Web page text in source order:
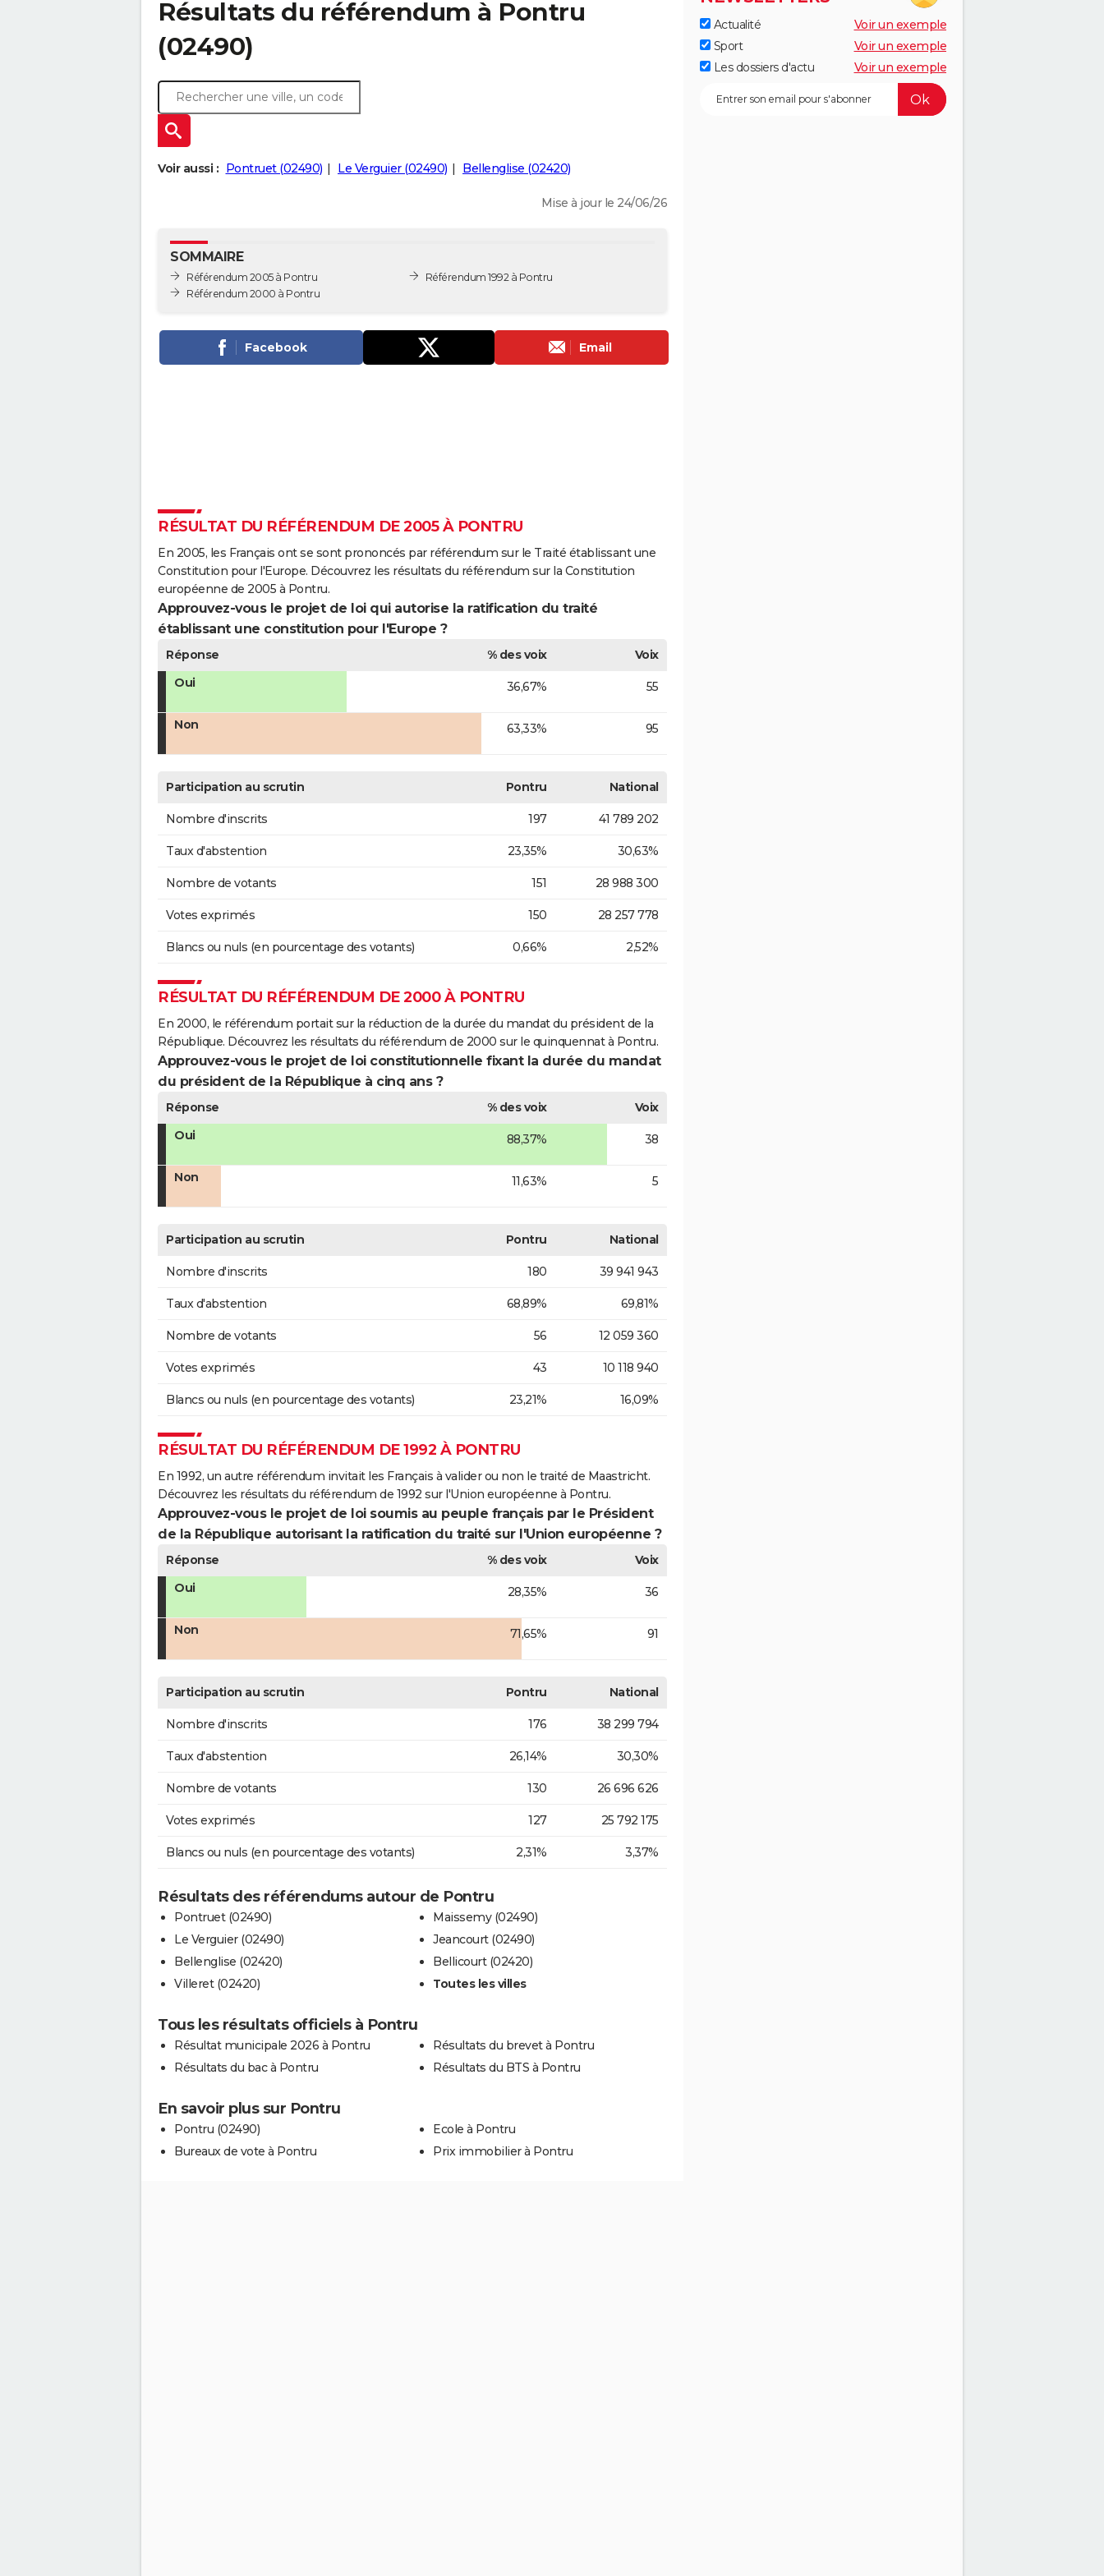
Résultats du référendum à Pontru
(02490)
Voir aussi : Pontruet (02490) Le Verguier (02490) Bellenglise (02420)
Mise à jour le 24/06/26
SOMMAIRE
Référendum 2005 à Pontru
Référendum 2000 à Pontru
Référendum 1992 à Pontru
Facebook Email
RÉSULTAT DU RÉFÉRENDUM DE 2005 À PONTRU
En 2005, les Français ont se sont prononcés par référendum sur le Traité établissant une
Constitution pour l'Europe. Découvrez les résultats du référendum sur la Constitution
européenne de 2005 à Pontru.
Approuvez-vous le projet de loi qui autorise la ratification du traité
établissant une constitution pour l'Europe ?
Réponse % des voix
Voix
Oui
36,67% 55
Non 63,33% 95
Participation au scrutin Pontru National
Nombre d'inscrits 197 41 789 202
Taux d'abstention 23,35% 30,63%
Nombre de votants 151 28 988 300
Votes exprimés 150 28 257 778
Blancs ou nuls (en pourcentage des votants) 0,66% 2,52%
RÉSULTAT DU RÉFÉRENDUM DE 2000 À PONTRU
En 2000, le référendum portait sur la réduction de la durée du mandat du président de la
République. Découvrez les résultats du référendum de 2000 sur le quinquennat à Pontru.
Approuvez-vous le projet de loi constitutionnelle fixant la durée du mandat
du président de la République à cinq ans ?
Réponse % des voix
Voix
Oui
88,37% 38
Non 11,63% 5
Participation au scrutin Pontru National
Nombre d'inscrits 180 39 941 943
Taux d'abstention 68,89% 69,81%
Nombre de votants 56 12 059 360
Votes exprimés 43 10 118 940
Blancs ou nuls (en pourcentage des votants) 23,21% 16,09%
RÉSULTAT DU RÉFÉRENDUM DE 1992 À PONTRU
En 1992, un autre référendum invitait les Français à valider ou non le traité de Maastricht.
Découvrez les résultats du référendum de 1992 sur l'Union européenne à Pontru.
Approuvez-vous le projet de loi soumis au peuple français par le Président
de la République autorisant la ratification du traité sur l'Union européenne ?
Réponse % des voix
Voix
Oui
28,35% 36
Non 71,65% 91
Participation au scrutin Pontru National
Nombre d'inscrits 176 38 299 794
Taux d'abstention 26,14% 30,30%
Nombre de votants 130 26 696 626
Votes exprimés 127 25 792 175
Blancs ou nuls (en pourcentage des votants) 2,31% 3,37%
Résultats des référendums autour de Pontru
Pontruet (02490)
Le Verguier (02490)
Bellenglise (02420)
Villeret (02420)
Maissemy (02490)
Jeancourt (02490)
Bellicourt (02420)
Toutes les villes
Tous les résultats officiels à Pontru
Résultat municipale 2026 à Pontru
Résultats du bac à Pontru
Résultats du brevet à Pontru
Résultats du BTS à Pontru
En savoir plus sur Pontru
Pontru (02490)
Bureaux de vote à Pontru
Ecole à Pontru
Prix immobilier à Pontru
Actualité
Voir un exemple
Sport
Voir un exemple
Les dossiers d'actu
Voir un exemple